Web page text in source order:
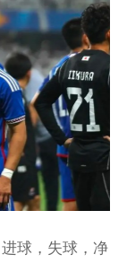
球，失球，净